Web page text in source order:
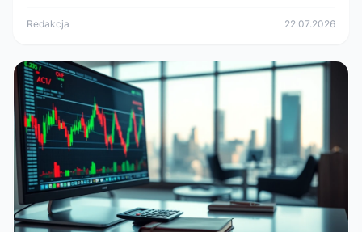
Redakcja 22.07.2026